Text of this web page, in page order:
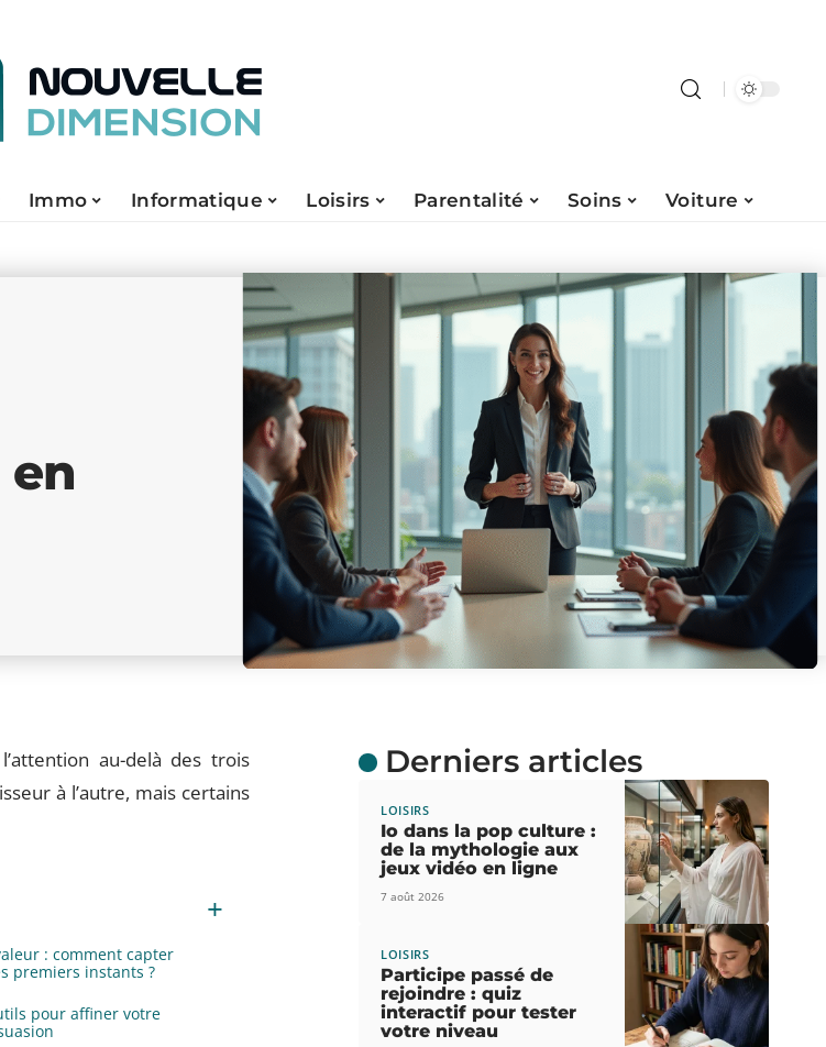
Immo Informatique Loisirs Parentalité Soins Voiture
au-delà des trois
à l’autre, mais certains
: comment capter
premiers instants ?
pour affiner votre
Derniers articles
LOISIRS
Io dans la pop culture :
de la mythologie aux
jeux vidéo en ligne
7 août 2026
LOISIRS
Participe passé de
rejoindre : quiz
interactif pour tester
votre niveau